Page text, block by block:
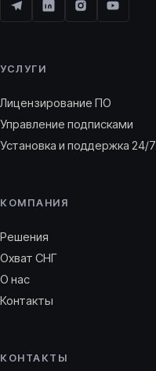
УСЛУГИ
Лицензирование ПО
Управление подписками
Установка и поддержка 24/7
КОМПАНИЯ
Решения
Охват СНГ
О нас
Контакты
КОНТАКТЫ